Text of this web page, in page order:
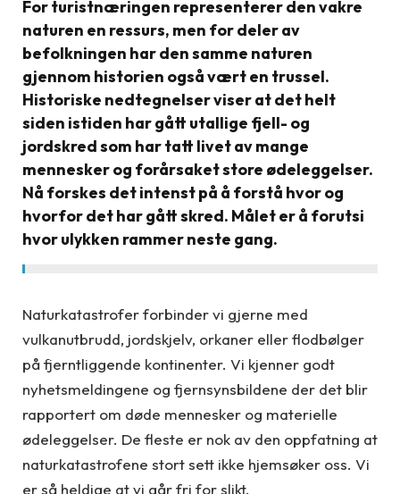
For turistnæringen representerer den vakre
naturen en ressurs, men for deler av
befolkningen har den samme naturen
gjennom historien også vært en trussel.
Historiske nedtegnelser viser at det helt
siden istiden har gått utallige fjell- og
jordskred som har tatt livet av mange
mennesker og forårsaket store ødeleggelser.
Nå forskes det intenst på å forstå hvor og
hvorfor det har gått skred. Målet er å forutsi
hvor ulykken rammer neste gang.
Naturkatastrofer forbinder vi gjerne med
vulkanutbrudd, jordskjelv, orkaner eller flodbølger
på fjerntliggende kontinenter. Vi kjenner godt
nyhetsmeldingene og fjernsynsbildene der det blir
rapportert om døde mennesker og materielle
ødeleggelser. De fleste er nok av den oppfatning at
naturkatastrofene stort sett ikke hjemsøker oss. Vi
er så heldige at vi går fri for slikt.